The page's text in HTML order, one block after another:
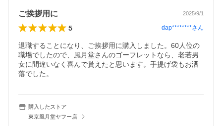
ご挨拶用に 2025/9/1
5 dap********さん
退職することになり、ご挨拶用に購入しました。60人位の
職場でしたので、風月堂さんのゴーフレットなら、老若男
女に間違いなく喜んで貰えたと思います。手提げ袋もお洒
落でした。
購入したストア
東京風月堂ヤフー店